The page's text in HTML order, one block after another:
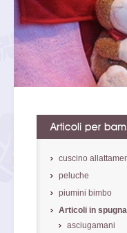
cuscino
peluche
piumini bimbo
Articoli in spugna
asciugamani